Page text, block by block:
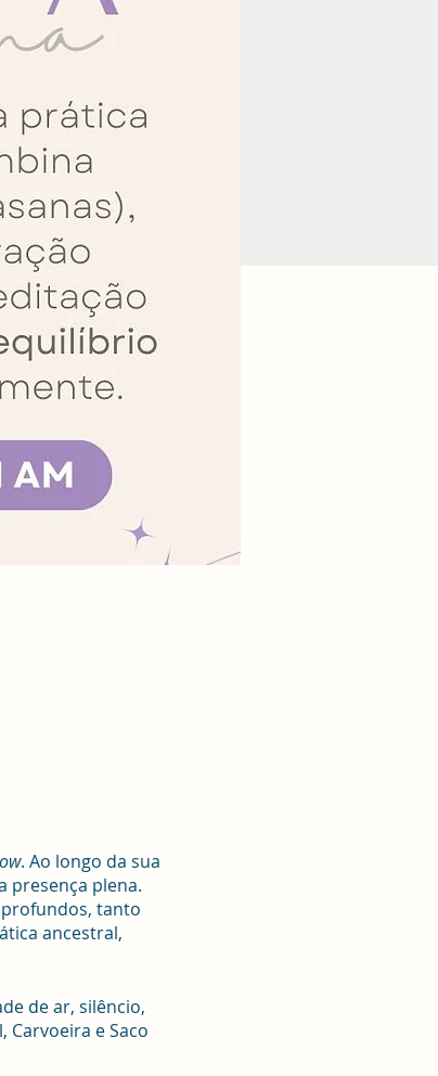
. Ao longo da sua
presença plena.
tanto
ancestral,
de ar, silêncio,
e Saco